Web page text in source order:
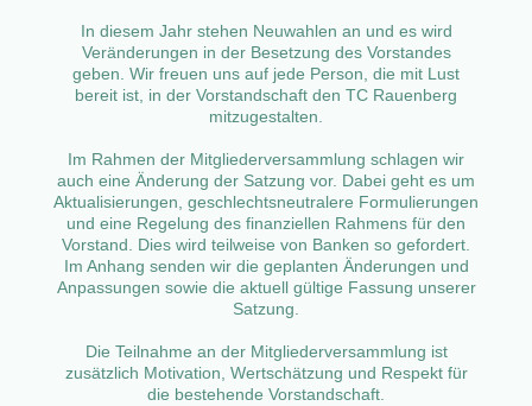
In diesem Jahr stehen Neuwahlen an und es wird
Veränderungen in der Besetzung des Vorstandes
geben. Wir freuen uns auf jede Person, die mit Lust
bereit ist, in der Vorstandschaft den TC Rauenberg
mitzugestalten.
Im Rahmen der Mitgliederversammlung schlagen wir
auch eine Änderung der Satzung vor. Dabei geht es um
Aktualisierungen, geschlechtsneutralere Formulierungen
und eine Regelung des finanziellen Rahmens für den
Vorstand. Dies wird teilweise von Banken so gefordert.
Im Anhang senden wir die geplanten Änderungen und
Anpassungen sowie die aktuell gültige Fassung unserer
Satzung.
Die Teilnahme an der Mitgliederversammlung ist
zusätzlich Motivation, Wertschätzung und Respekt für
die bestehende Vorstandschaft.